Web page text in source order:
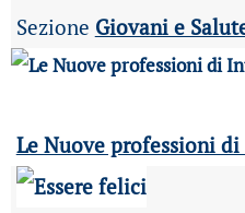
Sezione Giovani e
Le Nuove professioni